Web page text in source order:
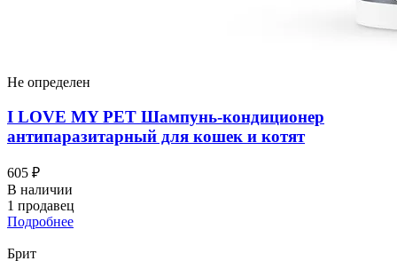
Не определен
I LOVЕ MY PET Шампунь-кондиционер
антипаразитарный для кошек и котят
605 ₽
В наличии
1 продавец
Подробнее